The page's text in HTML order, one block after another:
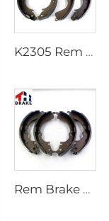
K2305 Rem Belakang untuk Mobil Toyota 04495-35151
Rem Brake Shoes untuk HILUX VII Pickup OEM 04495-0K010 04495-28090